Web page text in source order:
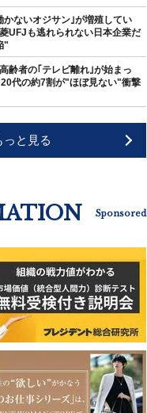
かないオジサン｣が増殖してい
UFJも逃れられない日本企業だ
"
齢者の｢テレビ離れ｣が始まっ
代の約7割が"ほぼ見ない"衝撃
っと見る
Sponsored